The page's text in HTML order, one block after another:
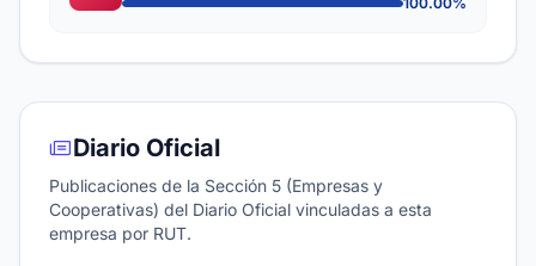
Diario Oficial
Publicaciones de la Sección 5 (Empresas y
Cooperativas) del Diario Oficial vinculadas a esta
empresa por RUT.